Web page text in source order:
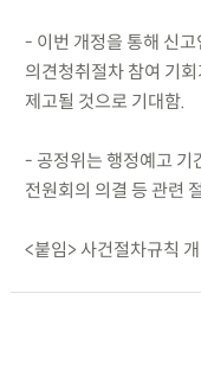
- 이번 개정을 통해 신
의견청취절차 참여 기
제고될 것으로 기대함.
- 공정위는 행정예고 기
전원회의 의결 등 관련
<붙임> 사건절차규칙